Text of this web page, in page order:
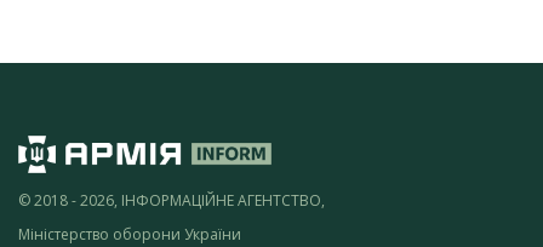
© 2018 - 2026, ІНФОРМАЦІЙНЕ АГЕНТСТВО,
Міністерство оборони України